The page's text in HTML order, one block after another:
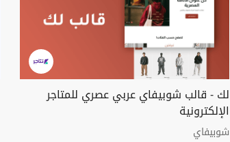
لك - قالب شوبيفاي عربي عصري للمتاجر
الإلكترونية
شوبيفاي